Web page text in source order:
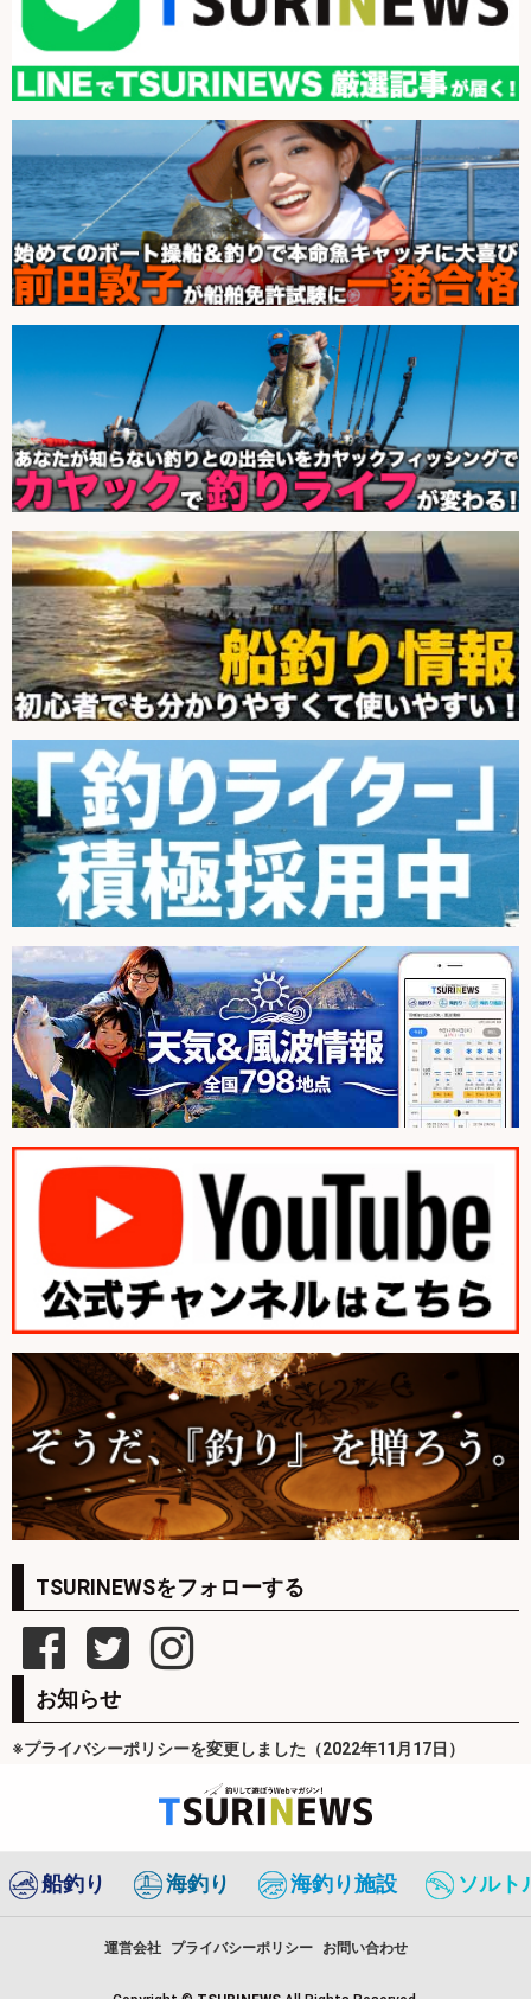
TSURINEWSをフォローする
お知らせ
※プライバシーポリシーを変更しました（2022年11月17日）
船釣り 海釣り 海釣り施設 ソルト
運営会社 プライバシーポリシー お問い合わせ